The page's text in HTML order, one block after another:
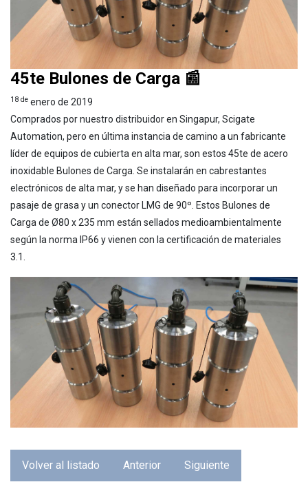
45te Bulones de Carga 📰
18 de enero de 2019
Comprados por nuestro distribuidor en Singapur, Scigate
Automation, pero en última instancia de camino a un fabricante
líder de equipos de cubierta en alta mar, son estos 45te de acero
inoxidable Bulones de Carga. Se instalarán en cabrestantes
electrónicos de alta mar, y se han diseñado para incorporar un
pasaje de grasa y un conector LMG de 90º. Estos Bulones de
Carga de Ø80 x 235 mm están sellados medioambientalmente
según la norma IP66 y vienen con la certificación de materiales
3.1.
Volver al listado Anterior Siguiente